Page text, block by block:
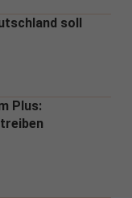
soll
Plus: